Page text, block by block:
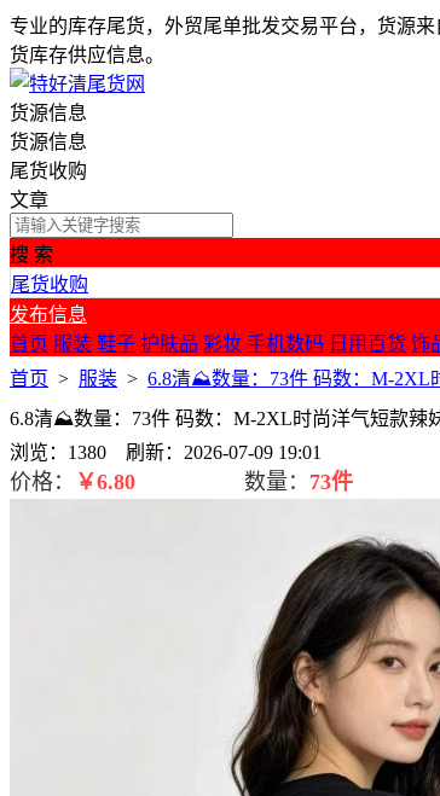
专业的库存尾货，外贸尾单批发交易平台，货源
货库存供应信息。
货源信息
货源信息
尾货收购
文章
搜 索
尾货收购
发布信息
首页 服装 鞋子 护肤品 彩妆 手机数码 日用百货 饰
首页 > 服装 > 6.8清⛰️数量：73件 码数：M-2XL
6.8清⛰️数量：73件 码数：M-2XL时尚洋气短款辣
浏览：1380 刷新：2026-07-09 19:01
价格： ￥6.80 数量： 73件